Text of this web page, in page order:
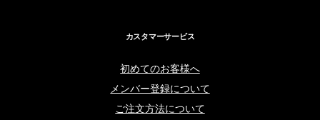
カスタマーサービス
初めてのお客様へ
メンバー登録について
ご注文方法について